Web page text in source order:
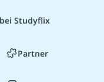
Studyflix
Partner